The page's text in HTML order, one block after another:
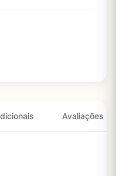
Avaliações